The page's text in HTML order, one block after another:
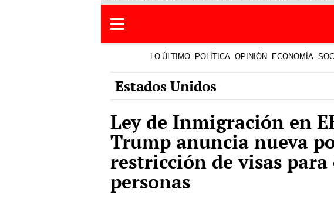
LO ÚLTIMO POLÍTICA OPINIÓN ECONOMÍA
Estados Unidos
Ley de Inmigración en
Trump anuncia nueva
restricción de visas para
personas